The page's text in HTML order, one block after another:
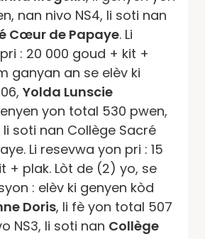
nan nivo NS4, li soti nan
Cœur de Papaye. Li
: 20 000 goud + kit +
ganyan an se elèv ki
Yolda Lunscie
yon total 530 pwen,
li soti nan Collège Sacré
Li resevwa yon pri : 15
+ plak. Lòt de (2) yo, se
: elèv ki genyen kòd
Doris, li fè yon total 507
NS3, li soti nan Collège